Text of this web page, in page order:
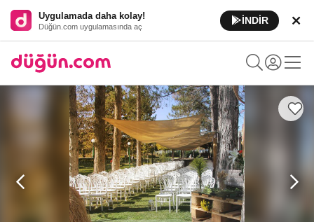
Uygulamada daha kolay!
Düğün.com uygulamasında aç
İNDİR